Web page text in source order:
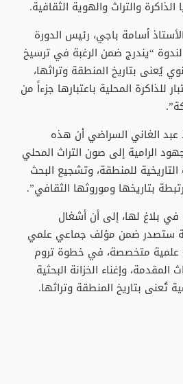
الذاكرة والتراث والهوية الثقافية.
أسامة باجي، رئيس الدورة
“يندرج ضمن الرغبة في ترسيخ
بتاريخ المنطقة وتراثها،
للذاكرة المحلية باعتبارها جزءاً من
عبد الغاني السراضي أن هذه
الرامية إلى صون التراث المحلي
للمنطقة، وتشجيع البحث
بتاريخها وموروثها الثقافي”.
في بلاغ لها، إلى أن أشغال
ستصدر ضمن مؤلف جماعي علمي
علمية متخصصة، في خطوة تروم
المقدمة، وإغناء الخزانة البحثية
تُعنى بتاريخ المنطقة وتراثها.